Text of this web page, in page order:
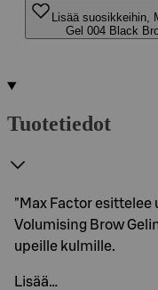
Lisää suosikkeihin,
Gel 004 Black
Tuotetiedot
"Max Factor
Volumising Brow
upeille kulmille.
Lisää…